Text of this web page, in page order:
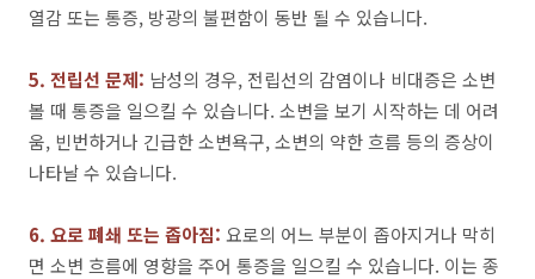
열감 또는 통증, 방광의 불편함이 동반 될 수 있습니다.
5. 전립선 문제: 남성의 경우, 전립선의 감염이나 비대증은 소변
볼 때 통증을 일으킬 수 있습니다. 소변을 보기 시작하는 데 어려
움, 빈번하거나 긴급한 소변욕구, 소변의 약한 흐름 등의 증상이
나타날 수 있습니다.
6. 요로 폐쇄 또는 좁아짐: 요로의 어느 부분이 좁아지거나 막히
면 소변 흐름에 영향을 주어 통증을 일으킬 수 있습니다. 이는 종